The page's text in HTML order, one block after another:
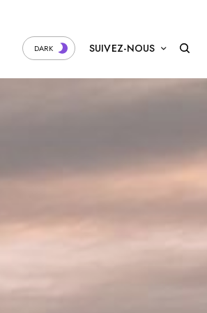
DARK SUIVEZ-NOUS